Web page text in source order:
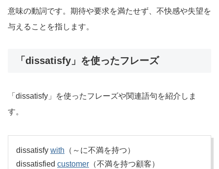
意味の動詞です。期待や要求を満たせず、不快感や失望を
与えることを指します。
「dissatisfy」を使ったフレーズ
「dissatisfy」を使ったフレーズや関連語句を紹介しま
す。
dissatisfy with （～に不満を持つ）
dissatisfied customer （不満を持つ顧客）